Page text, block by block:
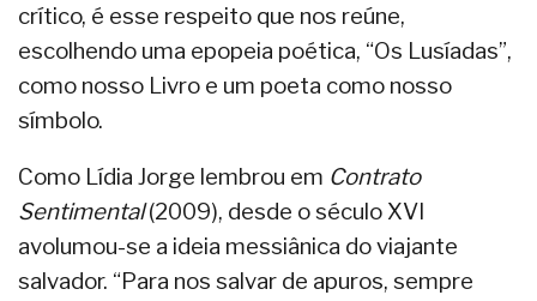
crítico, é esse respeito que nos reúne,
escolhendo uma epopeia poética, “Os Lusíadas”,
como nosso Livro e um poeta como nosso
símbolo.
Como Lídia Jorge lembrou em Contrato
Sentimental(2009), desde o século XVI
avolumou-se a ideia messiânica do viajante
salvador. “Para nos salvar de apuros, sempre